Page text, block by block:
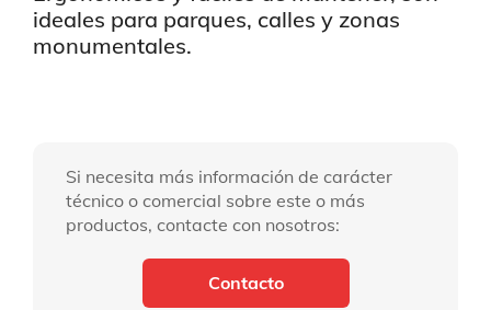
ideales para parques, calles y zonas
monumentales.
Si necesita más información de carácter
técnico o comercial sobre este o más
productos, contacte con nosotros:
Contacto